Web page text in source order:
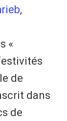
,
«
de
dans
de